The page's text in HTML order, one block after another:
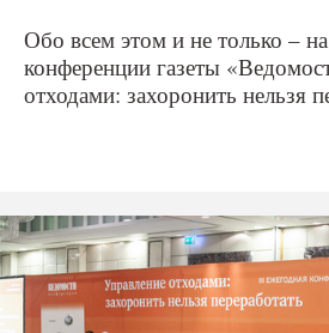
Обо всем этом и не только –
конференции газеты
отходами: захоронить нельзя